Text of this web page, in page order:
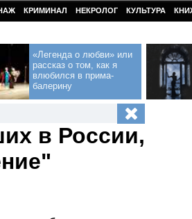
КРИМИНАЛ НЕКРОЛОГ КУЛЬТУРА
«Легенда о любви» или
рассказ о том, как я
влюбился в прима-
балерину
в России,